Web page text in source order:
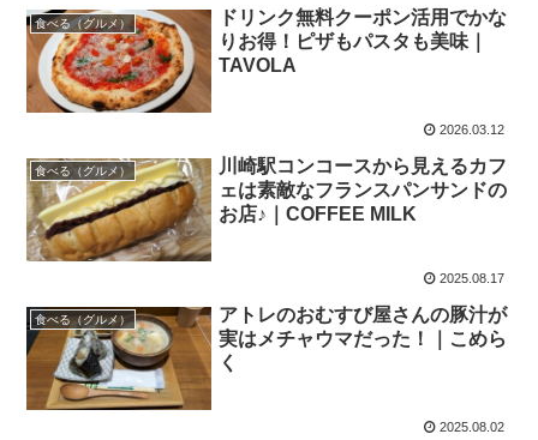
食べる（グルメ）
ドリンク無料クーポン活用でかな
りお得！ピザもパスタも美味｜
TAVOLA
2026.03.12
食べる（グルメ）
川崎駅コンコースから見えるカフ
ェは素敵なフランスパンサンドの
お店♪｜COFFEE MILK
2025.08.17
食べる（グルメ）
アトレのおむすび屋さんの豚汁が
実はメチャウマだった！｜こめら
く
2025.08.02